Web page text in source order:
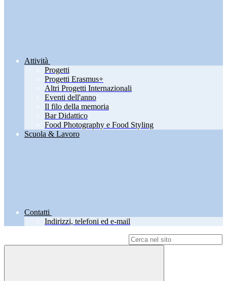
Attività
Progetti
Progetti Erasmus+
Altri Progetti Internazionali
Eventi dell'anno
Il filo della memoria
Bar Didattico
Food Photography e Food Styling
Scuola & Lavoro
Contatti
Indirizzi, telefoni ed e-mail